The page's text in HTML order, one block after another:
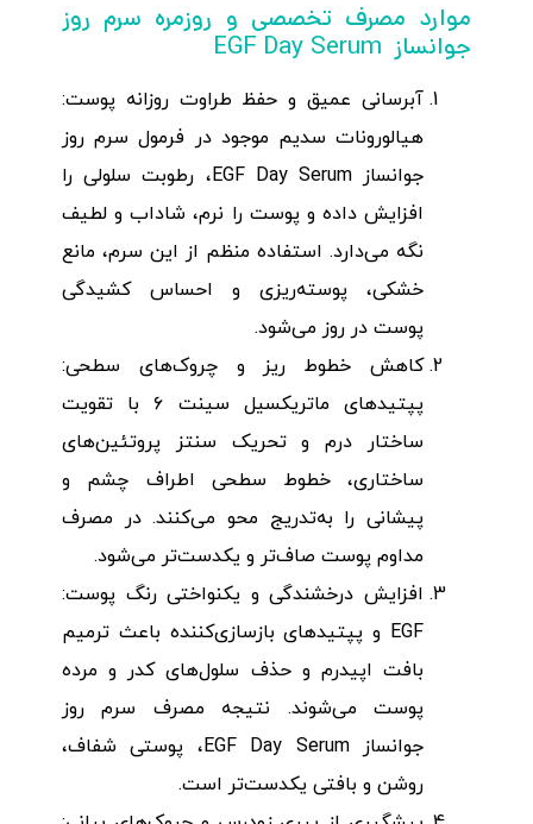
موارد مصرف تخصصی و روزمره سرم روز
جوانساز EGF Day Serum
آبرسانی عمیق و حفظ طراوت روزانه پوست:
هیالورونات سدیم موجود در فرمول سرم روز
جوانساز EGF Day Serum، رطوبت سلولی را
افزایش داده و پوست را نرم، شاداب و لطیف
نگه می‌دارد. استفاده منظم از این سرم، مانع
خشکی، پوسته‌ریزی و احساس کشیدگی
پوست در روز می‌شود.
کاهش خطوط ریز و چروک‌های سطحی:
پپتیدهای ماتریکسیل سینت ۶ با تقویت
ساختار درم و تحریک سنتز پروتئین‌های
ساختاری، خطوط سطحی اطراف چشم و
پیشانی را به‌تدریج محو می‌کنند. در مصرف
مداوم پوست صاف‌تر و یکدست‌تر می‌شود.
افزایش درخشندگی و یکنواختی رنگ پوست:
EGF و پپتیدهای بازسازی‌کننده باعث ترمیم
بافت اپیدرم و حذف سلول‌های کدر و مرده
پوست می‌شوند. نتیجه مصرف سرم روز
جوانساز EGF Day Serum، پوستی شفاف،
روشن و بافتی یکدست‌تر است.